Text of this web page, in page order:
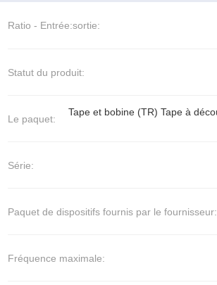
Ratio - Entrée:sortie:
Statut du produit:
Le paquet:
Tape et bobine (TR) Tape à
Série:
Paquet de dispositifs fournis par le fournisseur:
Fréquence maximale: